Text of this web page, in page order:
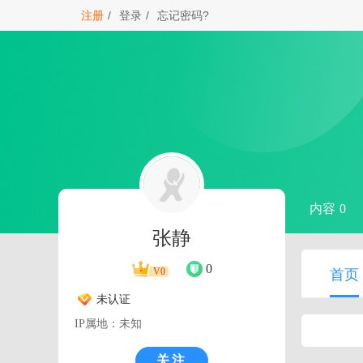
注册 / 登录 / 忘记密码?
张静
V0 0
未认证
IP属地：未知
关注
内容 0
首页